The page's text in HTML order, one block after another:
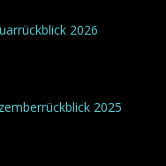
2026
2025